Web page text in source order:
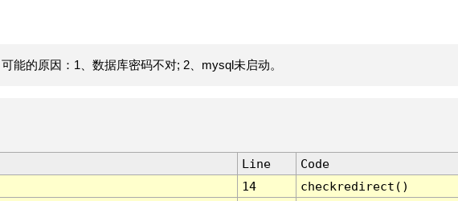
能的原因：1、数据库密码不对; 2、mysql未启动。
Line
Code
14
checkredirect()